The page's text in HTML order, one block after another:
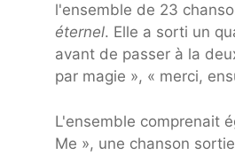
l'ensemble de 23
éternel. Elle a sorti un
avant de passer à la
par magie », « merci,
L'ensemble comprenait
Me », une chanson